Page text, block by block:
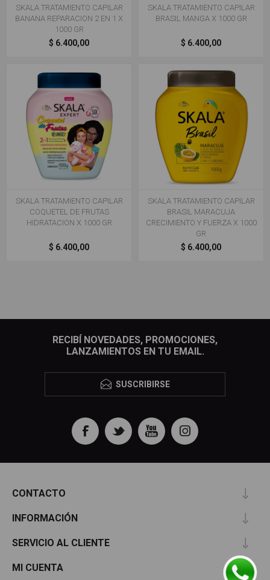
SKALA TRATAMIENTO CAPILAR
BANANA REPARACION 2 EN 1 X
1000 GR
$ 6.400,00
SKALA TRATAMIENTO CAPILAR
BRASIL MANGA X 1000 GR
$ 6.400,00
SKALA TRATAMIENTO CAPILAR
COQUETEL DE FRUTAS
HIDRATACION X 1000 GR
$ 6.400,00
SKALA TRATAMIENTO CAPILAR
BRASIL MARACUJA
CRECIMIENTO Y FUERZA X 1000
GR
$ 6.400,00
RECIBÍ NOVEDADES, PROMOCIONES,
LANZAMIENTOS EN TU EMAIL.
SUSCRIBIRSE
CONTACTO
INFORMACIÓN
SERVICIO AL CLIENTE
MI CUENTA